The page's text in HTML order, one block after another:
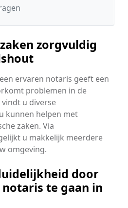
zorgvuldig
ervaren notaris geeft een
problemen in de
u diverse
kunnen helpen met
zaken. Via
u makkelijk meerdere
omgeving.
door
te gaan in